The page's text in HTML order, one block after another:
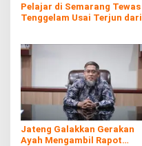
Pelajar di Semarang Tewas
Tenggelam Usai Terjun dari
Jateng Galakkan Gerakan
Ayah Mengambil Rapot